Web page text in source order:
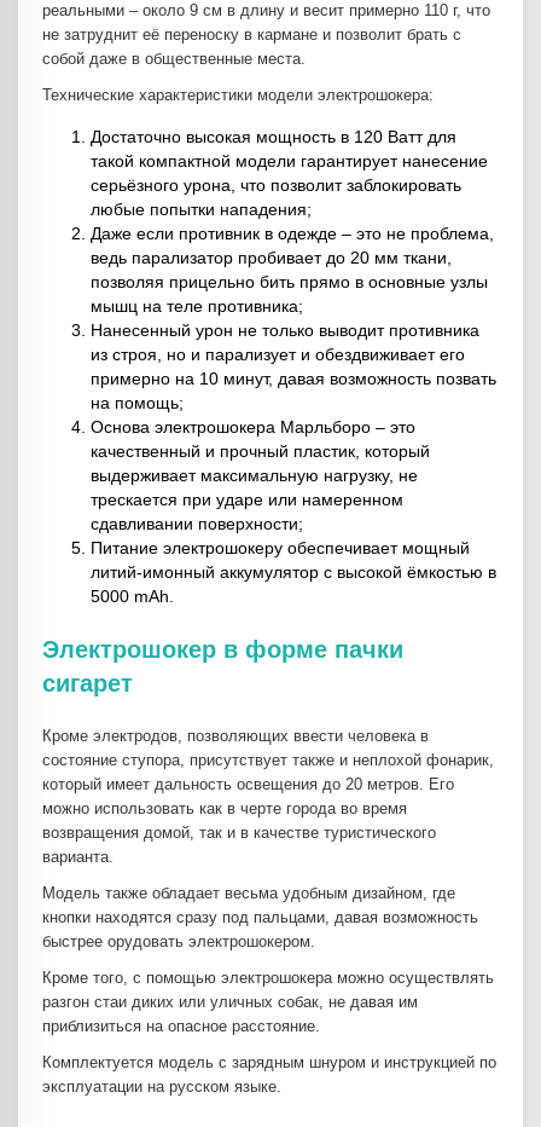
реальными – около 9 см в длину и весит примерно 110 г, что
не затруднит её переноску в кармане и позволит брать с
собой даже в общественные места.
Технические характеристики модели электрошокера:
Достаточно высокая мощность в 120 Ватт для
такой компактной модели гарантирует нанесение
серьёзного урона, что позволит заблокировать
любые попытки нападения;
Даже если противник в одежде – это не проблема,
ведь парализатор пробивает до 20 мм ткани,
позволяя прицельно бить прямо в основные узлы
мышц на теле противника;
Нанесенный урон не только выводит противника
из строя, но и парализует и обездвиживает его
примерно на 10 минут, давая возможность позвать
на помощь;
Основа электрошокера Марльборо – это
качественный и прочный пластик, который
выдерживает максимальную нагрузку, не
трескается при ударе или намеренном
сдавливании поверхности;
Питание электрошокеру обеспечивает мощный
литий-имонный аккумулятор с высокой ёмкостью в
5000 mAh.
Электрошокер в форме пачки
сигарет
Кроме электродов, позволяющих ввести человека в
состояние ступора, присутствует также и неплохой фонарик,
который имеет дальность освещения до 20 метров. Его
можно использовать как в черте города во время
возвращения домой, так и в качестве туристического
варианта.
Модель также обладает весьма удобным дизайном, где
кнопки находятся сразу под пальцами, давая возможность
быстрее орудовать электрошокером.
Кроме того, с помощью электрошокера можно осуществлять
разгон стаи диких или уличных собак, не давая им
приблизиться на опасное расстояние.
Комплектуется модель с зарядным шнуром и инструкцией по
эксплуатации на русском языке.